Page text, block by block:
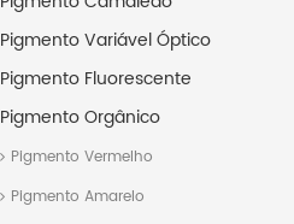
Pigmento Variável Óptico
Pigmento Fluorescente
Pigmento Orgânico
Pigmento Vermelho
Pigmento Amarelo